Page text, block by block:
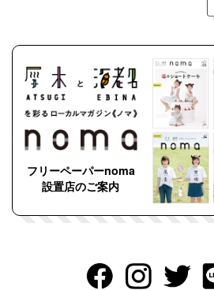
フリーペーパーnoma
設置店のご案内